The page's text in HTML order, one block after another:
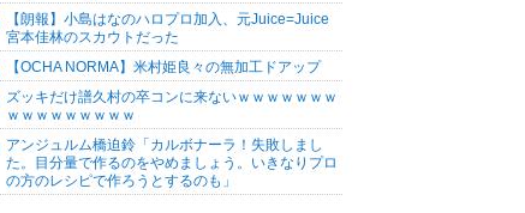
【朗報】小島はなのハロプロ加入、元Juice=Juice
宮本佳林のスカウトだった
【OCHA NORMA】米村姫良々の無加工ドアップ
ズッキだけ譜久村の卒コンに来ないｗｗｗｗｗｗｗ
ｗｗｗｗｗｗｗｗｗ
アンジュルム橋迫鈴「カルボナーラ！失敗しまし
た。目分量で作るのをやめましょう。いきなりプロ
の方のレシピで作ろうとするのも」